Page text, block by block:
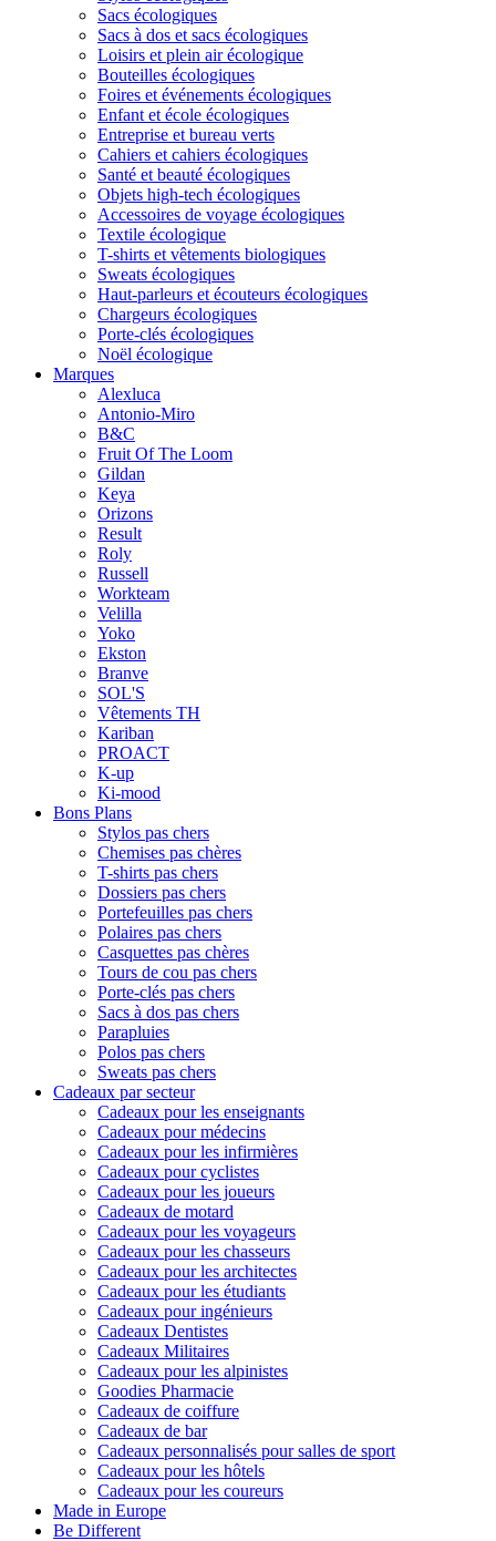
Sacs écologiques
Sacs à dos et sacs écologiques
Loisirs et plein air écologique
Bouteilles écologiques
Foires et événements écologiques
Enfant et école écologiques
Entreprise et bureau verts
Cahiers et cahiers écologiques
Santé et beauté écologiques
Objets high-tech écologiques
Accessoires de voyage écologiques
Textile écologique
T-shirts et vêtements biologiques
Sweats écologiques
Haut-parleurs et écouteurs écologiques
Chargeurs écologiques
Porte-clés écologiques
Noël écologique
Marques
Alexluca
Antonio-Miro
B&C
Fruit Of The Loom
Gildan
Keya
Orizons
Result
Roly
Russell
Workteam
Velilla
Yoko
Ekston
Branve
SOL'S
Vêtements TH
Kariban
PROACT
K-up
Ki-mood
Bons Plans
Stylos pas chers
Chemises pas chères
T-shirts pas chers
Dossiers pas chers
Portefeuilles pas chers
Polaires pas chers
Casquettes pas chères
Tours de cou pas chers
Porte-clés pas chers
Sacs à dos pas chers
Parapluies
Polos pas chers
Sweats pas chers
Cadeaux par secteur
Cadeaux pour les enseignants
Cadeaux pour médecins
Cadeaux pour les infirmières
Cadeaux pour cyclistes
Cadeaux pour les joueurs
Cadeaux de motard
Cadeaux pour les voyageurs
Cadeaux pour les chasseurs
Cadeaux pour les architectes
Cadeaux pour les étudiants
Cadeaux pour ingénieurs
Cadeaux Dentistes
Cadeaux Militaires
Cadeaux pour les alpinistes
Goodies Pharmacie
Cadeaux de coiffure
Cadeaux de bar
Cadeaux personnalisés pour salles de sport
Cadeaux pour les hôtels
Cadeaux pour les coureurs
Made in Europe
Be Different